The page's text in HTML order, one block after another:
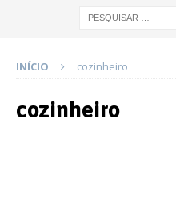
INÍCIO cozinheiro
cozinheiro